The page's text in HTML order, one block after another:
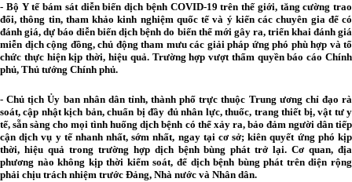
- Bộ Y tế bám sát diễn biến dịch bệnh COVID-19 trên thế giới, tăng cường trao
đổi, thông tin, tham khảo kinh nghiệm quốc tế và ý kiến các chuyên gia để có
đánh giá, dự báo diễn biến dịch bệnh do biến thể mới gây ra, triển khai đánh giá
miễn dịch cộng đồng, chủ động tham mưu các giải pháp ứng phó phù hợp và tổ
chức thực hiện kịp thời, hiệu quả. Trường hợp vượt thẩm quyền báo cáo Chính
phủ, Thủ tướng Chính phủ.
- Chủ tịch Ủy ban nhân dân tỉnh, thành phố trực thuộc Trung ương chỉ đạo rà
soát, cập nhật kịch bản, chuẩn bị đầy đủ nhân lực, thuốc, trang thiết bị, vật tư y
tế, sẵn sàng cho mọi tình huống dịch bệnh có thể xảy ra, bảo đảm người dân tiếp
cận dịch vụ y tế nhanh nhất, sớm nhất, ngay tại cơ sở; kiên quyết ứng phó kịp
thời, hiệu quả trong trường hợp dịch bệnh bùng phát trở lại. Cơ quan, địa
phương nào không kịp thời kiểm soát, để dịch bệnh bùng phát trên diện rộng
phải chịu trách nhiệm trước Đảng, Nhà nước và Nhân dân.